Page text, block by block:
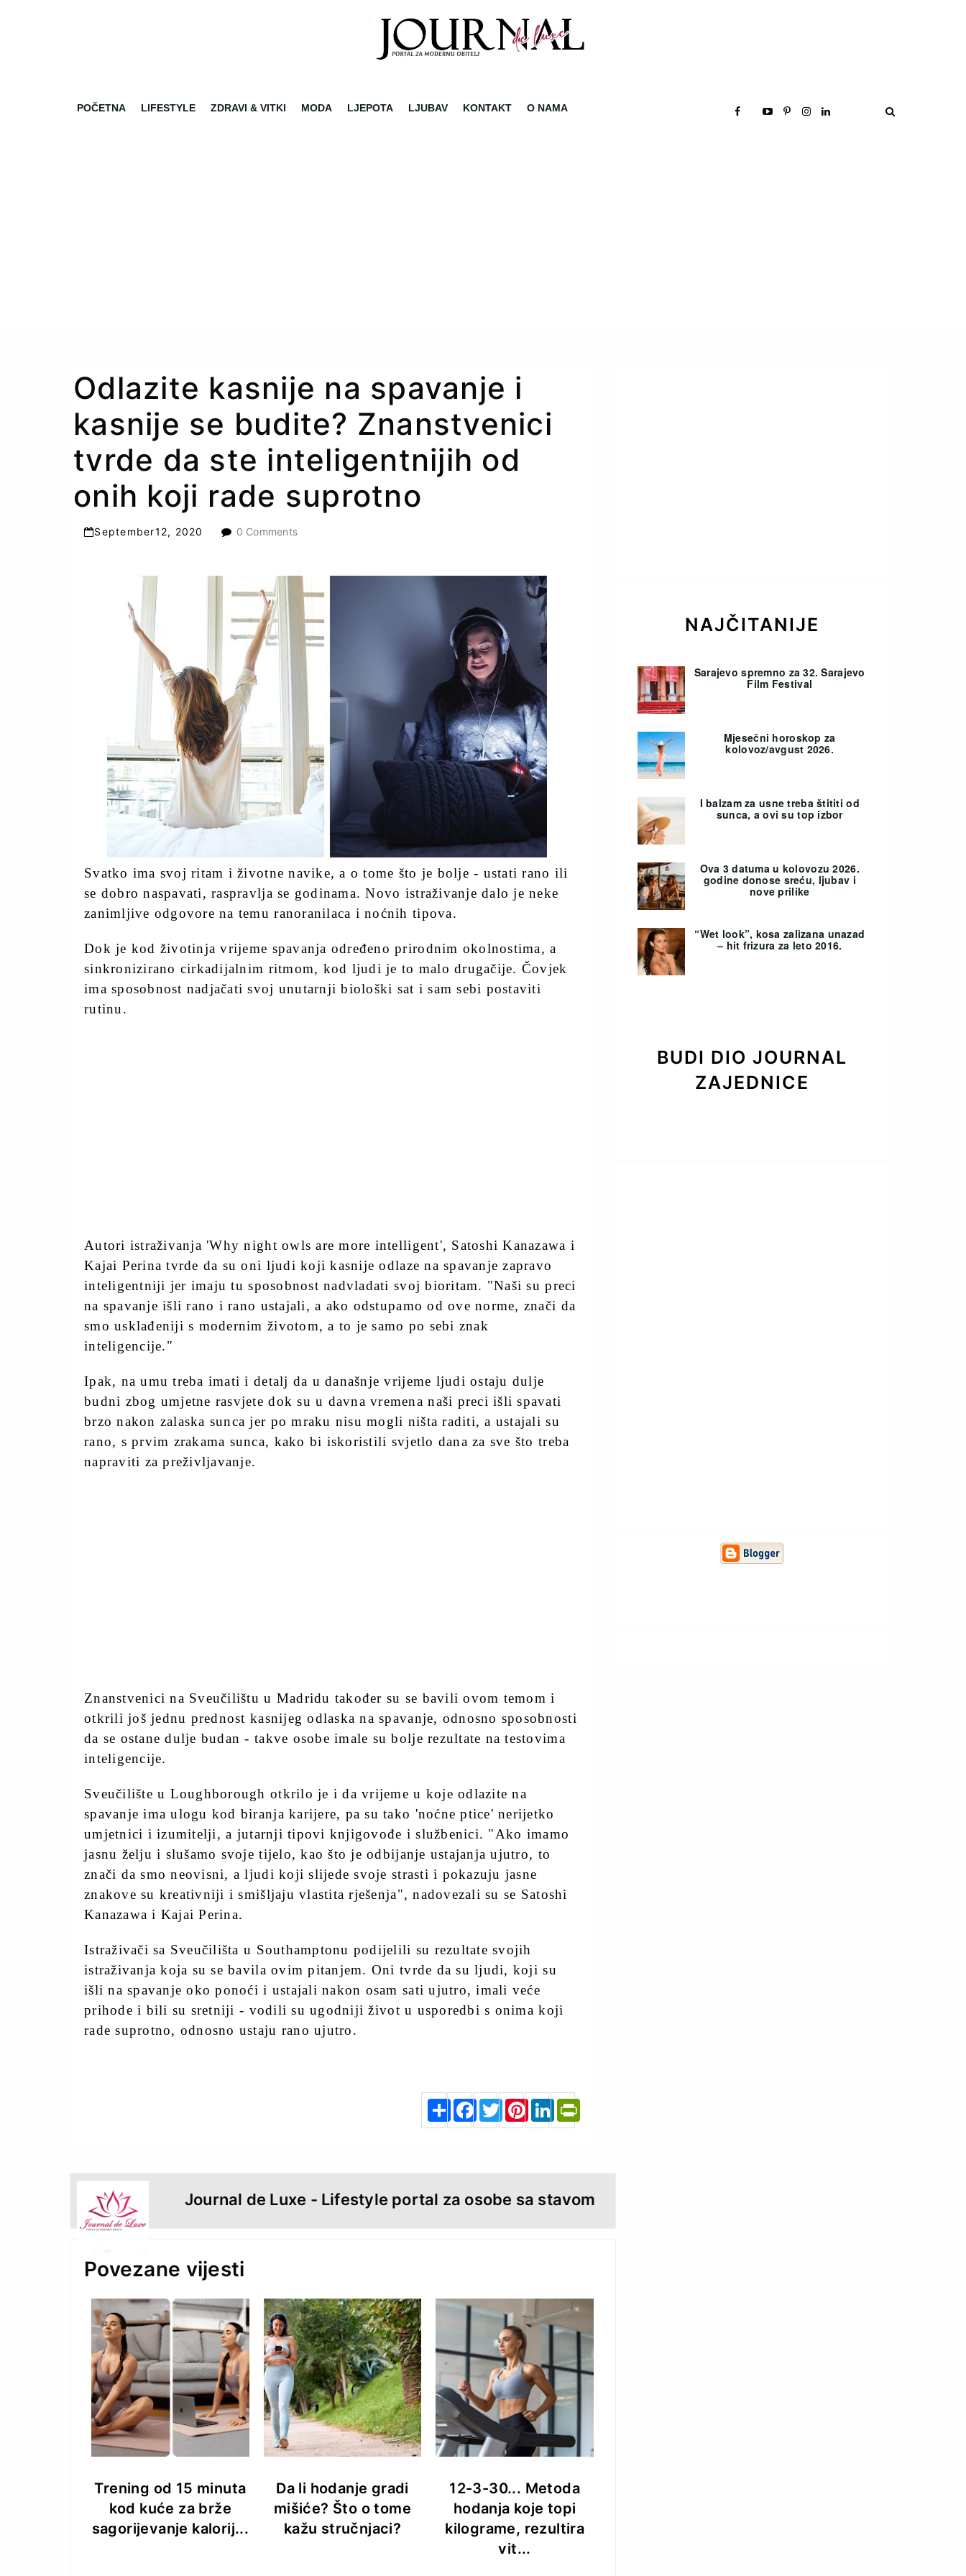
POČETNA LIFESTYLE ZDRAVI & VITKI MODA LJEPOTA LJUBAV KONTAKT O NAMA
Odlazite kasnije na spavanje i
kasnije se budite? Znanstvenici
tvrde da ste inteligentnijih od
onih koji rade suprotno
September12, 2020 0 Comments
Svatko ima svoj ritam i životne navike, a o tome što je bolje - ustati rano ili
se dobro naspavati, raspravlja se godinama. Novo istraživanje dalo je neke
zanimljive odgovore na temu ranoranilaca i noćnih tipova.
Dok je kod životinja vrijeme spavanja određeno prirodnim okolnostima, a
sinkronizirano cirkadijalnim ritmom, kod ljudi je to malo drugačije. Čovjek
ima sposobnost nadjačati svoj unutarnji biološki sat i sam sebi postaviti
rutinu.
Autori istraživanja 'Why night owls are more intelligent', Satoshi Kanazawa i
Kajai Perina tvrde da su oni ljudi koji kasnije odlaze na spavanje zapravo
inteligentniji jer imaju tu sposobnost nadvladati svoj bioritam. "Naši su preci
na spavanje išli rano i rano ustajali, a ako odstupamo od ove norme, znači da
smo usklađeniji s modernim životom, a to je samo po sebi znak
inteligencije."
Ipak, na umu treba imati i detalj da u današnje vrijeme ljudi ostaju dulje
budni zbog umjetne rasvjete dok su u davna vremena naši preci išli spavati
brzo nakon zalaska sunca jer po mraku nisu mogli ništa raditi, a ustajali su
rano, s prvim zrakama sunca, kako bi iskoristili svjetlo dana za sve što treba
napraviti za preživljavanje.
Znanstvenici na Sveučilištu u Madridu također su se bavili ovom temom i
otkrili još jednu prednost kasnijeg odlaska na spavanje, odnosno sposobnosti
da se ostane dulje budan - takve osobe imale su bolje rezultate na testovima
inteligencije.
Sveučilište u Loughborough otkrilo je i da vrijeme u koje odlazite na
spavanje ima ulogu kod biranja karijere, pa su tako 'noćne ptice' nerijetko
umjetnici i izumitelji, a jutarnji tipovi knjigovođe i službenici. "Ako imamo
jasnu želju i slušamo svoje tijelo, kao što je odbijanje ustajanja ujutro, to
znači da smo neovisni, a ljudi koji slijede svoje strasti i pokazuju jasne
znakove su kreativniji i smišljaju vlastita rješenja", nadovezali su se Satoshi
Kanazawa i Kajai Perina.
Istraživači sa Sveučilišta u Southamptonu podijelili su rezultate svojih
istraživanja koja su se bavila ovim pitanjem. Oni tvrde da su ljudi, koji su
išli na spavanje oko ponoći i ustajali nakon osam sati ujutro, imali veće
prihode i bili su sretniji - vodili su ugodniji život u usporedbi s onima koji
rade suprotno, odnosno ustaju rano ujutro.
S
ha
e
F
a
b
o
o
k
T
w
e
r
P
re
s
t
L
d
I
n
Journal de Luxe - Lifestyle portal za osobe sa stavom
Povezane vijesti
Trening od 15 minuta
kod kuće za brže
sagorijevanje kalorij...
Da li hodanje gradi
mišiće? Što o tome
kažu stručnjaci?
12-3-30... Metoda
hodanja koje topi
kilograme, rezultira
vit...
NAJČITANIJE
Sarajevo spremno za 32. Sarajevo
Film Festival
Mjesečni horoskop za
kolovoz/avgust 2026.
I balzam za usne treba štititi od
sunca, a ovi su top izbor
Ova 3 datuma u kolovozu 2026.
godine donose sreću, ljubav i
nove prilike
“Wet look”, kosa zalizana unazad
– hit frizura za leto 2016.
BUDI DIO JOURNAL
ZAJEDNICE